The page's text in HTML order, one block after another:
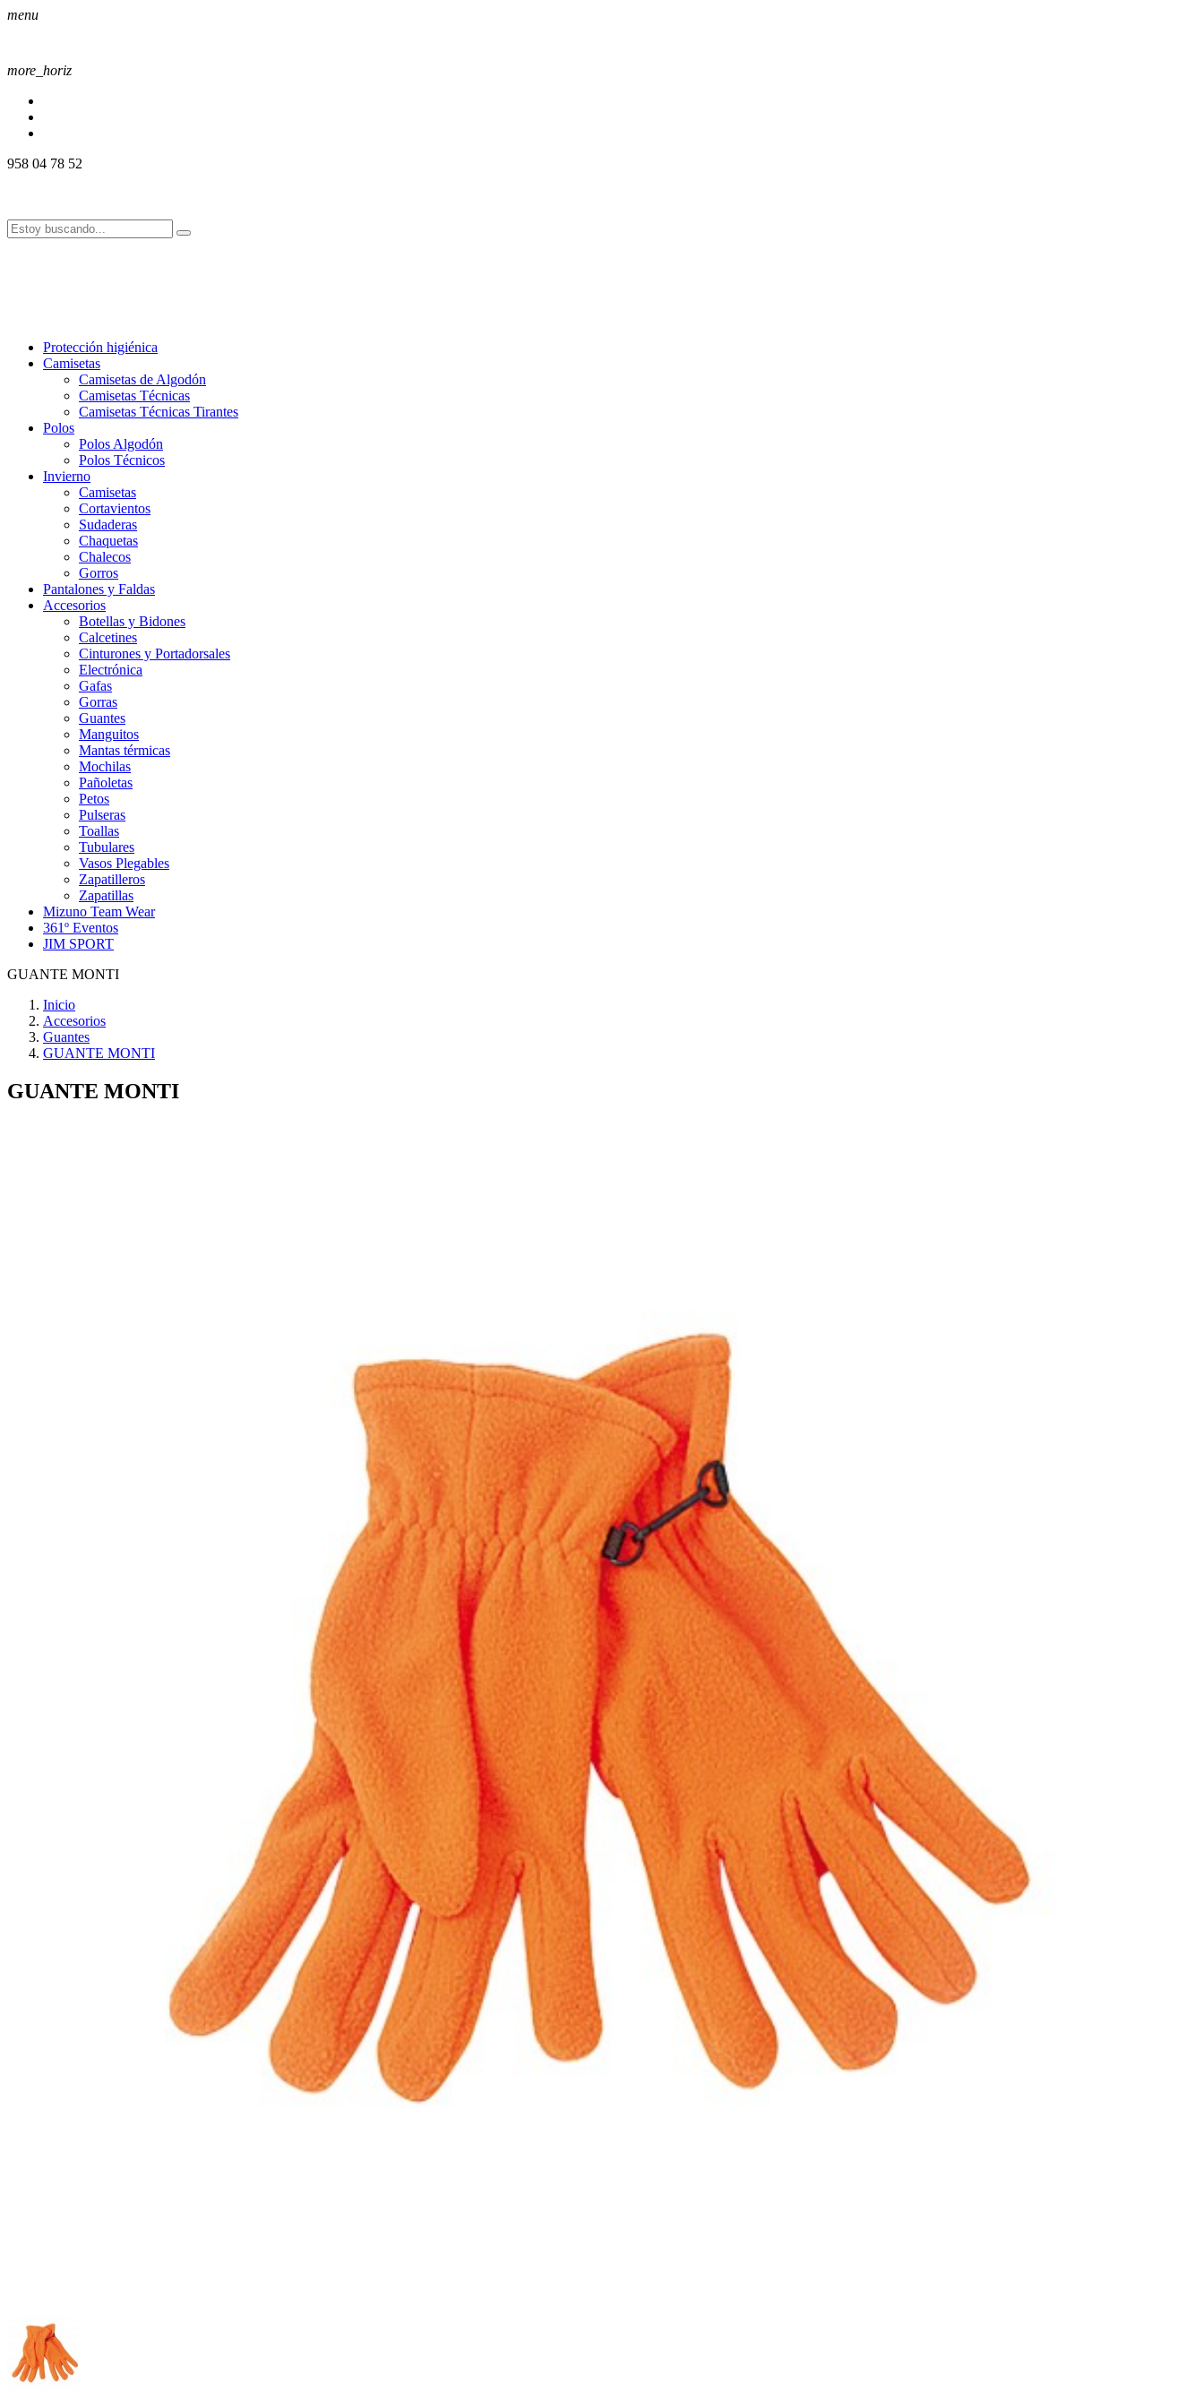
menu
more_horiz
958 04 78 52
Protección higiénica
Camisetas
Camisetas de Algodón
Camisetas Técnicas
Camisetas Técnicas Tirantes
Polos
Polos Algodón
Polos Técnicos
Invierno
Camisetas
Cortavientos
Sudaderas
Chaquetas
Chalecos
Gorros
Pantalones y Faldas
Accesorios
Botellas y Bidones
Calcetines
Cinturones y Portadorsales
Electrónica
Gafas
Gorras
Guantes
Manguitos
Mantas térmicas
Mochilas
Pañoletas
Petos
Pulseras
Toallas
Tubulares
Vasos Plegables
Zapatilleros
Zapatillas
Mizuno Team Wear
361º Eventos
JIM SPORT
GUANTE MONTI
Inicio
Accesorios
Guantes
GUANTE MONTI
GUANTE MONTI